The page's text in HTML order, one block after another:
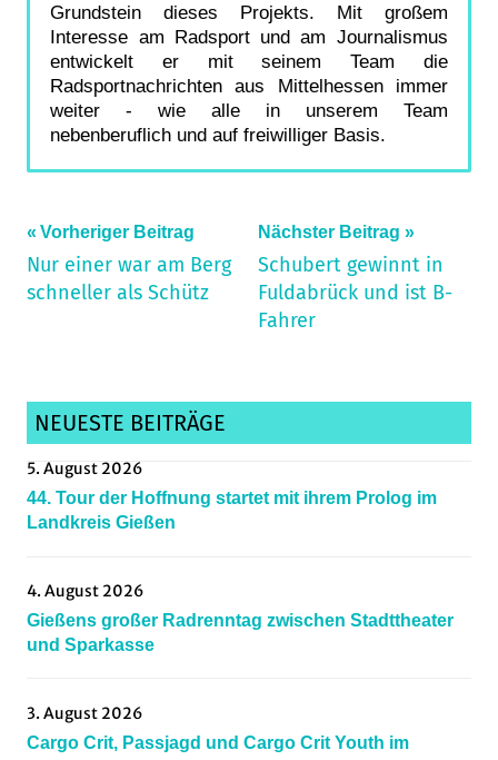
Grundstein dieses Projekts. Mit großem
Interesse am Radsport und am Journalismus
entwickelt er mit seinem Team die
Radsportnachrichten aus Mittelhessen immer
weiter - wie alle in unserem Team
nebenberuflich und auf freiwilliger Basis.
Schlagwörter:
archiv_150724
Beitragsnavigation
Vorheriger Beitrag
Nur einer war am Berg
schneller als Schütz
Nächster Beitrag
Schubert gewinnt in
Fuldabrück und ist B-
Fahrer
NEUESTE BEITRÄGE
5. August 2026
44. Tour der Hoffnung startet mit ihrem Prolog im
Landkreis Gießen
4. August 2026
Gießens großer Radrenntag zwischen Stadttheater
und Sparkasse
3. August 2026
Cargo Crit, Passjagd und Cargo Crit Youth im